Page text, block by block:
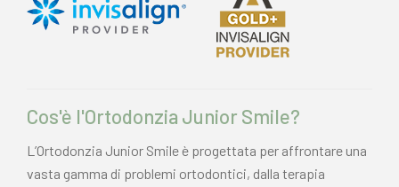
Cos'è l'Ortodonzia Junior Smile?
L’Ortodonzia Junior Smile è progettata per affrontare una
vasta gamma di problemi ortodontici, dalla terapia